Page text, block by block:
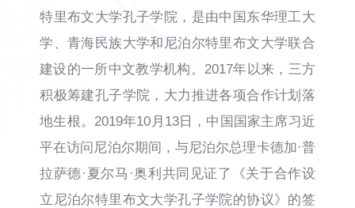
特里布文大学孔子学院，是由中国东华理工大
学、青海民族大学和尼泊尔特里布文大学联合
建设的一所中文教学机构。2017年以来，三方
积极筹建孔子学院，大力推进各项合作计划落
地生根。2019年10月13日，中国国家主席习近
平在访问尼泊尔期间，与尼泊尔总理卡德加·普
拉萨德·夏尔马·奥利共同见证了《关于合作设
立尼泊尔特里布文大学孔子学院的协议》的签